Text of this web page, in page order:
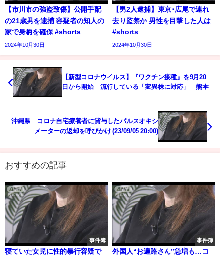
【市川市の強盗致傷】公開手配
の21歳男を逮捕 容疑者の知人の
家で身柄を確保 #shorts
2024年10月30日
【男2人逮捕】東京･広尾で連れ
去り監禁か 男性を目撃した人は
#shorts
2024年10月30日
【新型コロナウイルス】『ワクチン接種』を9月20
日から開始 流行している「変異株に対応」 熊本
沖縄県 コロナ自宅療養者に貸与したパルスオキシ
メーターの返却を呼びかけ (23/09/05 20:00)
おすすめの記事
事件簿
寝ていた女児に性的暴行容疑で
事件簿
外国人“お遍路さん”急増も…コ